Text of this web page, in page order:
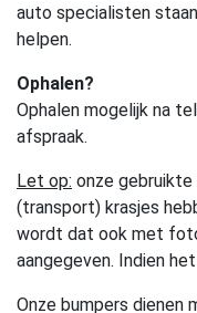
auto specialisten
helpen.
Ophalen?
Ophalen mogelijk na
afspraak.
Let op: onze
(transport) krasjes
wordt dat ook met
aangegeven. Indien
Onze bumpers dienen